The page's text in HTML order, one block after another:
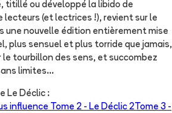
titillé ou développé la libido de
(et lectrices !), revient sur le
une nouvelle édition entièrement mise
plus sensuel et plus torride que jamais,
le tourbillon des sens, et succombez
limites...
Le Déclic :
influence Tome 2 - Le Déclic 2 Tome 3 -